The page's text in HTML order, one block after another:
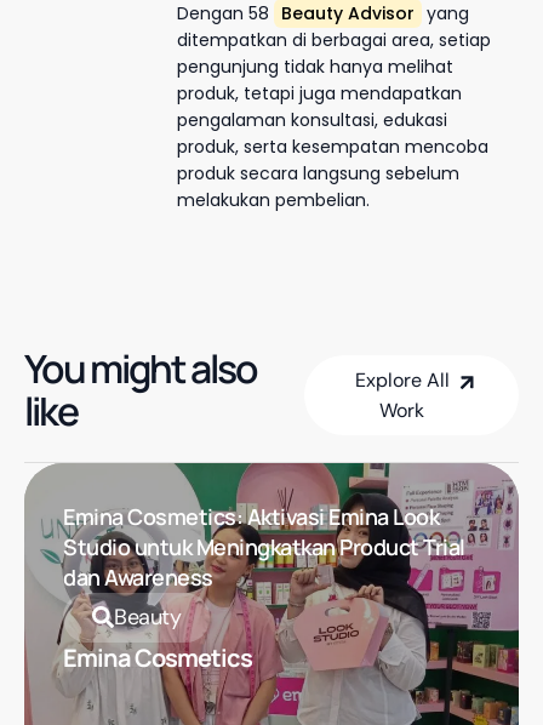
Dengan 58 Beauty Advisor yang
ditempatkan di berbagai area, setiap
pengunjung tidak hanya melihat
produk, tetapi juga mendapatkan
pengalaman konsultasi, edukasi
produk, serta kesempatan mencoba
produk secara langsung sebelum
melakukan pembelian.
You might also
like
Explore All
Work
Explore All Work
Emina Cosmetics: Aktivasi Emina Look
Studio untuk Meningkatkan Product Trial
dan Awareness
Beauty
Emina Cosmetics